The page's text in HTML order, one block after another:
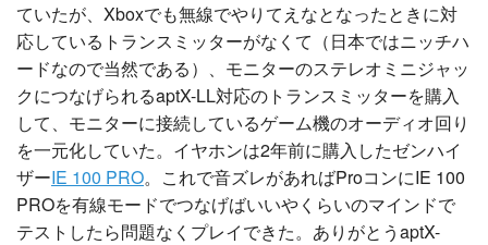
ていたが、Xboxでも無線でやりてえなとなったときに対
応しているトランスミッターがなくて（日本ではニッチハ
ードなので当然である）、モニターのステレオミニジャッ
クにつなげられるaptX-LL対応のトランスミッターを購入
して、モニターに接続しているゲーム機のオーディオ回り
を一元化していた。イヤホンは2年前に購入したゼンハイ
ザーIE 100 PRO。これで音ズレがあればProコンにIE 100
PROを有線モードでつなげばいいやくらいのマインドで
テストしたら問題なくプレイできた。ありがとうaptX-